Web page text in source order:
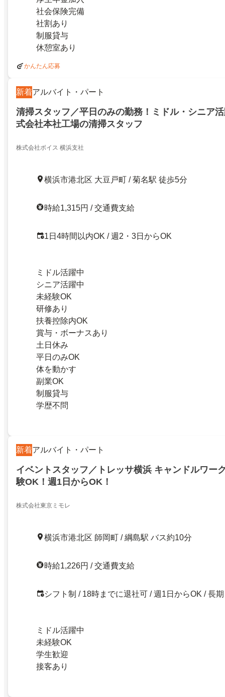
社会保険完備
社割あり
制服貸与
休憩室あり
かんたん応募
新着アルバイト・パート
清掃スタッフ／平日のみの勤務！ミドル・シニア
式会社本社工場の清掃スタッフ
株式会社ボイス 横浜支社
横浜市港北区 大豆戸町 / 菊名駅 徒歩5分
時給1,315円 / 交通費支給
1日4時間以内OK / 週2・3日からOK
ミドル活躍中
シニア活躍中
未経験OK
研修あり
扶養控除内OK
賞与・ボーナスあり
土日休み
平日のみOK
体を動かす
副業OK
制服貸与
学歴不問
新着アルバイト・パート
イベントスタッフ／トレッサ横浜 キャンドルワー
験OK！週1日からOK！
株式会社東京ミモレ
横浜市港北区 師岡町 / 綱島駅 バス約10分
時給1,226円 / 交通費支給
シフト制 / 18時までに退社可 / 週1日からOK / 長期
ミドル活躍中
未経験OK
学生歓迎
接客あり